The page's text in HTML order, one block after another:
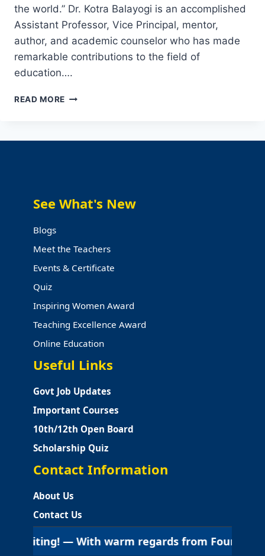
the world.” Dr. Kotra Balayogi is an accomplished
Assistant Professor, Vice Principal, mentor,
author, and academic counselor who has made
remarkable contributions to the field of
education….
READ MORE DR.
See What's New
Blogs
Meet the Teachers
Events & Certificate
Quiz
Inspiring Women Award
Teaching Excellence Award
Online Education
Useful Links
Govt Job Updates
Important Courses
10th/12th Open Board
Scholarship Quiz
Contact Information
About Us
Contact Us
With warm regards from Fourth Screen Education